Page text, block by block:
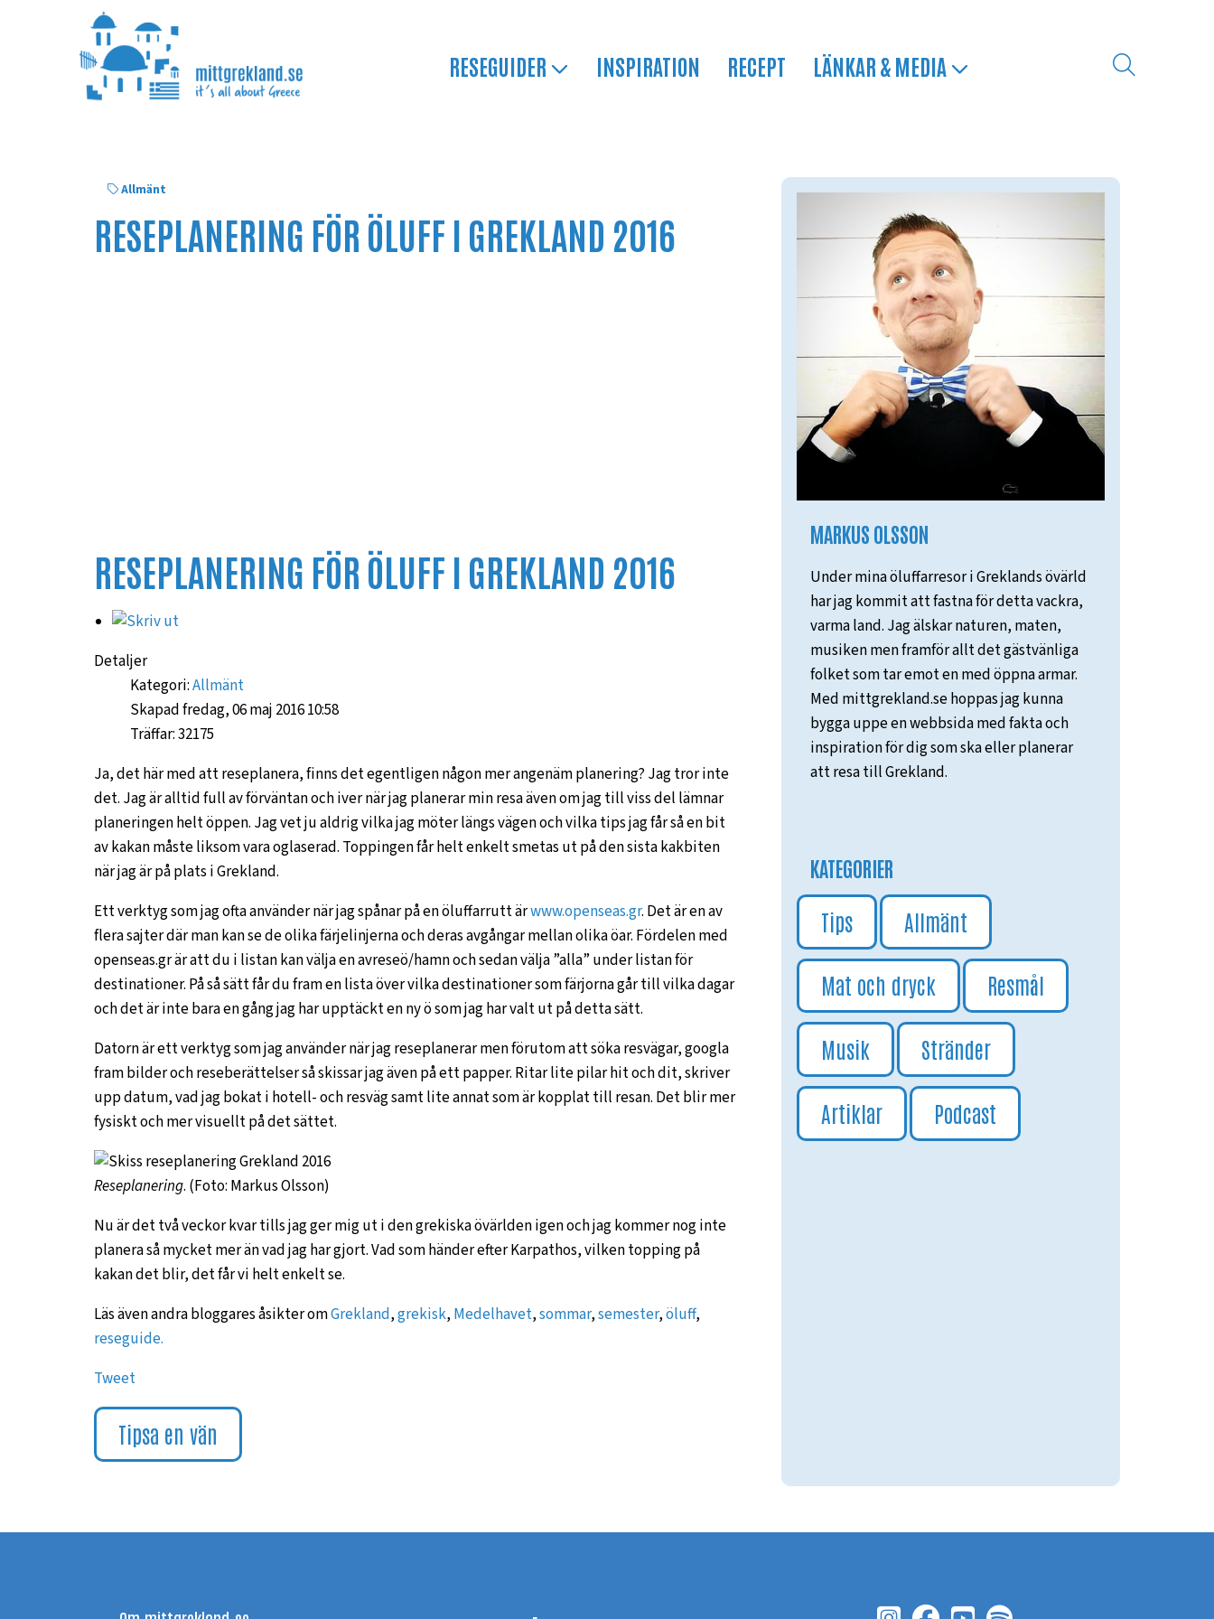
RESEGUIDER INSPIRATION RECEPT LÄNKAR & MEDIA
Allmänt
RESEPLANERING FÖR ÖLUFF I GREKLAND 2016
RESEPLANERING FÖR ÖLUFF I GREKLAND 2016
Detaljer
Kategori:Allmänt
Skapad fredag, 06 maj 2016 10:58
Träffar: 32175
Ja, det här med att reseplanera, finns det egentligen någon mer angenäm planering? Jag tror inte
det. Jag är alltid full av förväntan och iver när jag planerar min resa även om jag till viss del lämnar
planeringen helt öppen. Jag vet ju aldrig vilka jag möter längs vägen och vilka tips jag får så en bit
av kakan måste liksom vara oglaserad. Toppingen får helt enkelt smetas ut på den sista kakbiten
när jag är på plats i Grekland.
Ett verktyg som jag ofta använder när jag spånar på en öluffarrutt ärwww.openseas.gr. Det är en av
flera sajter där man kan se de olika färjelinjerna och deras avgångar mellan olika öar. Fördelen med
openseas.gr är att du i listan kan välja en avreseö/hamn och sedan välja ”alla” under listan för
destinationer. På så sätt får du fram en lista över vilka destinationer som färjorna går till vilka dagar
och det är inte bara en gång jag har upptäckt en ny ö som jag har valt ut på detta sätt.
Datorn är ett verktyg som jag använder när jag reseplanerar men förutom att söka resvägar, googla
fram bilder och reseberättelser så skissar jag även på ett papper. Ritar lite pilar hit och dit, skriver
upp datum, vad jag bokat i hotell- och resväg samt lite annat som är kopplat till resan. Det blir mer
fysiskt och mer visuellt på det sättet.
Reseplanering. (Foto: Markus Olsson)
Nu är det två veckor kvar tills jag ger mig ut i den grekiska övärlden igen och jag kommer nog inte
planera så mycket mer än vad jag har gjort. Vad som händer efter Karpathos, vilken topping på
kakan det blir, det får vi helt enkelt se.
Läs även andra bloggares åsikter omGrekland,grekisk, Medelhavet,sommar,semester,öluff,
reseguide.
Tweet
Tipsa en vän
MARKUS OLSSON
Under mina öluffarresor i Greklands övärld
har jag kommit att fastna för detta vackra,
varma land. Jag älskar naturen, maten,
musiken men framför allt det gästvänliga
folket som tar emot en med öppna armar.
Med mittgrekland.se hoppas jag kunna
bygga uppe en webbsida med fakta och
inspiration för dig som ska eller planerar
att resa till Grekland.
KATEGORIER
Tips Allmänt
Mat och dryck Resmål
Musik Stränder
Artiklar Podcast